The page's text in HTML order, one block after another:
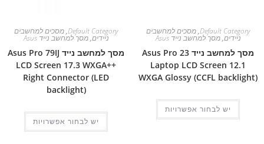
Default Category
,מסכים למחשבים
ניידים,מסך למחשב נייד Asus
מסך למחשב נייד Asus Pro 23
Laptop LCD Screen 12.1
WXGA Glossy (CCFL backlight)
יש לבחור אפשרויות
Default Category
,מסכים למחשבים
ניידים,מסך למחשב נייד Asus
מסך למחשב נייד Asus Pro 79IJ
LCD Screen 17.3 WXGA++
Right Connector (LED
backlight)
יש לבחור אפשרויות